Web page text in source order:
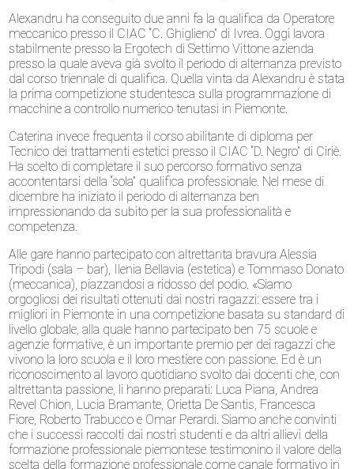
Alexandru ha conseguito due anni fa la qualifica da Operatore
meccanico presso il CIAC “C. Ghiglieno” di Ivrea. Oggi lavora
stabilmente presso la Ergotech di Settimo Vittone azienda
presso la quale aveva già svolto il periodo di alternanza previsto
dal corso triennale di qualifica. Quella vinta da Alexandru è stata
la prima competizione studentesca sulla programmazione di
macchine a controllo numerico tenutasi in Piemonte.
Caterina invece frequenta il corso abilitante di diploma per
Tecnico dei trattamenti estetici presso il CIAC “D. Negro” di Ciriè.
Ha scelto di completare il suo percorso formativo senza
accontentarsi della “sola” qualifica professionale. Nel mese di
dicembre ha iniziato il periodo di alternanza ben
impressionando da subito per la sua professionalità e
competenza.
Alle gare hanno partecipato con altrettanta bravura Alessia
Tripodi (sala – bar), Ilenia Bellavia (estetica) e Tommaso Donato
(meccanica), piazzandosi a ridosso del podio. «Siamo
orgogliosi dei risultati ottenuti dai nostri ragazzi: essere tra i
migliori in Piemonte in una competizione basata su standard di
livello globale, alla quale hanno partecipato ben 75 scuole e
agenzie formative, è un importante premio per dei ragazzi che
vivono la loro scuola e il loro mestiere con passione. Ed è un
riconoscimento al lavoro quotidiano svolto dai docenti che, con
altrettanta passione, li hanno preparati: Luca Piana, Andrea
Revel Chion, Lucia Bramante, Orietta De Santis, Francesca
Fiore, Roberto Trabucco e Omar Perardi. Siamo anche convinti
che i successi raccolti dai nostri studenti e da altri allievi della
formazione professionale piemontese testimonino il valore della
scelta della formazione professionale come canale formativo in